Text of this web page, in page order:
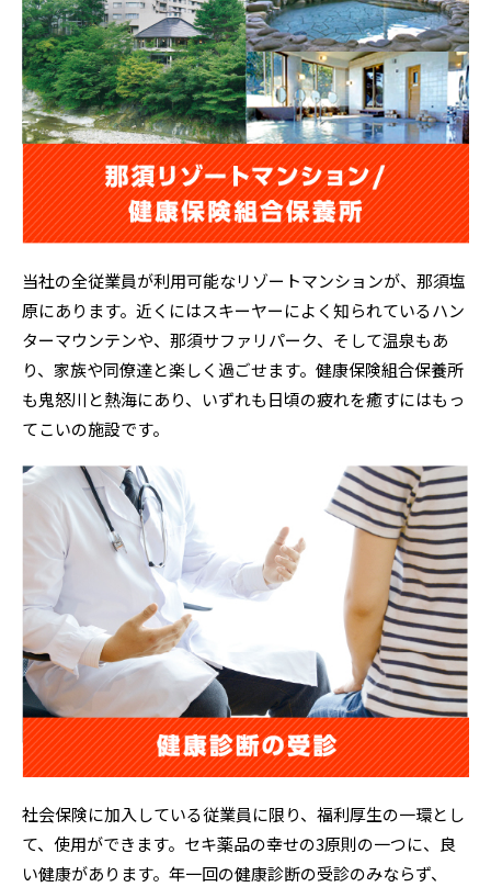
当社の全従業員が利用可能なリゾートマンションが、那須塩
原にあります。近くにはスキーヤーによく知られているハン
ターマウンテンや、那須サファリパーク、そして温泉もあ
り、家族や同僚達と楽しく過ごせます。健康保険組合保養所
も鬼怒川と熱海にあり、いずれも日頃の疲れを癒すにはもっ
てこいの施設です。
社会保険に加入している従業員に限り、福利厚生の一環とし
て、使用ができます。セキ薬品の幸せの3原則の一つに、良
い健康があります。年一回の健康診断の受診のみならず、